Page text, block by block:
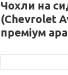
Чохли на
(Chevrolet
преміум